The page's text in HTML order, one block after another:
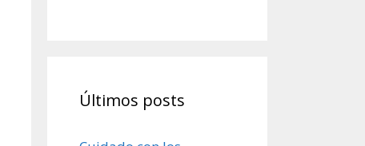
Últimos posts